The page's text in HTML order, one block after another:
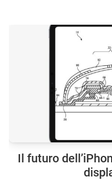
Il futuro